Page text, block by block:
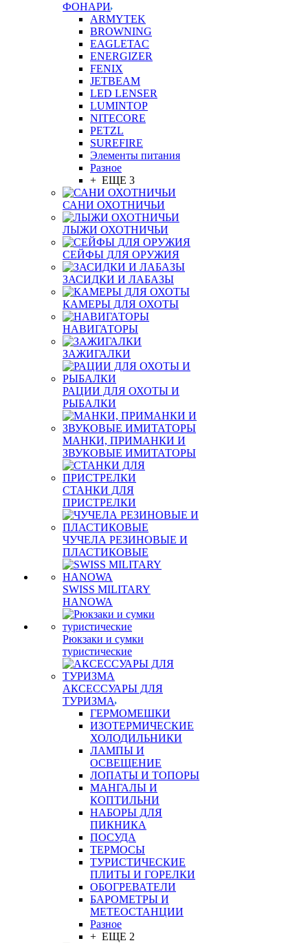
ФОНАРИ
ARMYTEK
BROWNING
EAGLETAC
ENERGIZER
FENIX
JETBEAM
LED LENSER
LUMINTOP
NITECORE
PETZL
SUREFIRE
Элементы питания
Разное
+ ЕЩЕ 3
САНИ ОХОТНИЧЬИ
ЛЫЖИ ОХОТНИЧЬИ
СЕЙФЫ ДЛЯ ОРУЖИЯ
ЗАСИДКИ И ЛАБАЗЫ
КАМЕРЫ ДЛЯ ОХОТЫ
НАВИГАТОРЫ
ЗАЖИГАЛКИ
РАЦИИ ДЛЯ ОХОТЫ И
РЫБАЛКИ
МАНКИ, ПРИМАНКИ И
ЗВУКОВЫЕ ИМИТАТОРЫ
СТАНКИ ДЛЯ
ПРИСТРЕЛКИ
ЧУЧЕЛА РЕЗИНОВЫЕ И
ПЛАСТИКОВЫЕ
SWISS MILITARY
HANOWA
Рюкзаки и сумки
туристические
АКСЕССУАРЫ ДЛЯ
ТУРИЗМА
ГЕРМОМЕШКИ
ИЗОТЕРМИЧЕСКИЕ
ХОЛОДИЛЬНИКИ
ЛАМПЫ И
ОСВЕЩЕНИЕ
ЛОПАТЫ И ТОПОРЫ
МАНГАЛЫ И
КОПТИЛЬНИ
НАБОРЫ ДЛЯ
ПИКНИКА
ПОСУДА
ТЕРМОСЫ
ТУРИСТИЧЕСКИЕ
ПЛИТЫ И ГОРЕЛКИ
ОБОГРЕВАТЕЛИ
БАРОМЕТРЫ И
МЕТЕОСТАНЦИИ
Разное
+ ЕЩЕ 2